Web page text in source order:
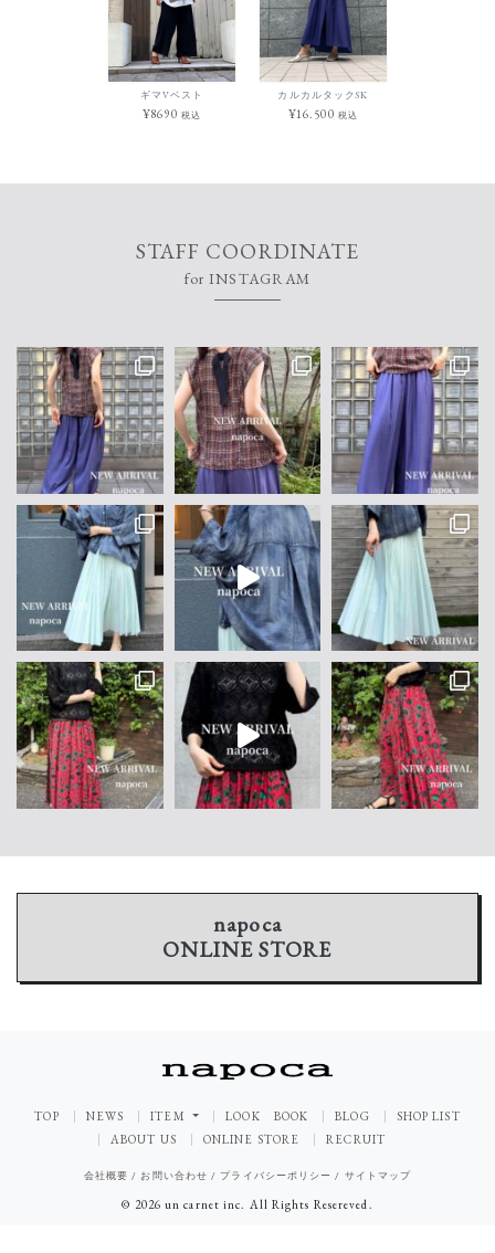
ギマVベスト
¥8690 税込
カルカルタックSK
¥16.500 税込
STAFF COORDINATE
for INSTAGRAM
napoca
ONLINE STORE
TOP NEWS ITEM LOOK BOOK BLOG
SHOP LIST
ABOUT US
ONLINE STORE RECRUIT
会社概要 /お問い合わせ / プライバシーポリシー / サイトマップ
© 2026 un carnet inc. All Rights Resereved.